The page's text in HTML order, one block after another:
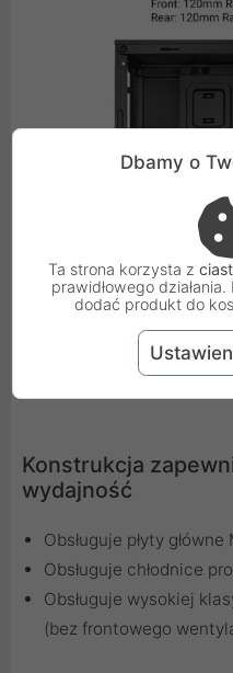
Konstrukcja
wydajność
Obsługuje płyty
Obsługuje chłodnice
Obsługuje wysokiej
(bez frontowego
Dbamy o
Ta strona korzysta z
prawidłowego
dodać produkt do